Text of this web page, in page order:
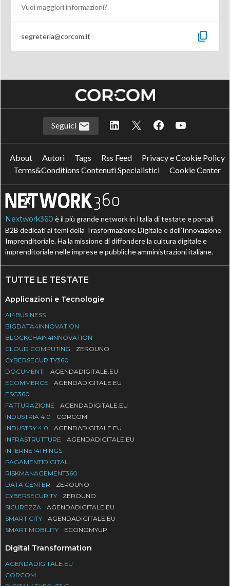
Vuoi maggiori informazioni?
segreteria@corcom.it content_copy
Seguici
About Autori Tags Rss Feed
Privacy e Cookie Policy
Terms&Conditions Contenuti Specialistici
Cookie Center
Nextwork360 è il più grande network in Italia di testate e portali
B2B dedicati ai temi della Trasformazione Digitale e dell’Innovazione
Imprenditoriale. Ha la missione di diffondere la cultura digitale e
imprenditoriale nelle imprese e pubbliche amministrazioni italiane.
TUTTE LE TESTATE
Applicazioni e Tecnologie
AI4BUSINESS
BIGDATA4INNOVATION
BLOCKCHAIN4INNOVATION
CLOUD COMPUTING
ZEROUNO
CYBERSECURITY360
DOCUMENTI
AGENDADIGITALE.EU
ECOMMERCE
AGENDADIGITALE.EU
ESG360
FATTURAZIONE
AGENDADIGITALE.EU
INDUSTRIA 4.0
CORCOM
INDUSTRY 4.0
AGENDADIGITALE.EU
INFRASTRUTTURE
AGENDADIGITALE.EU
INTERNET4THINGS
PAGAMENTIDIGITALI
RISKMANAGEMENT360
DATA CENTER
ZEROUNO
CYBERSECURITY
ZEROUNO
SICUREZZA
AGENDADIGITALE.EU
SMART CITY
AGENDADIGITALE.EU
SMART MOBILITY
ECONOMYUP
Digital Transformation
AGENDADIGITALE.EU
CORCOM